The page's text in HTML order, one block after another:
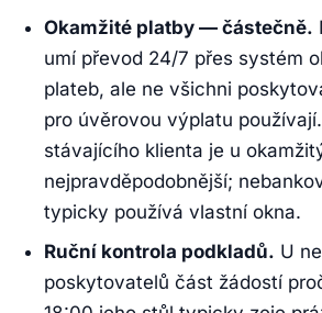
Okamžité platby — částečně.
umí převod 24/7 přes systém
plateb, ale ne všichni
pro úvěrovou výplatu
stávajícího klienta je u
nejpravděpodobnější;
typicky používá vlastní okna.
Ruční kontrola podkladů. U
poskytovatelů část žádostí